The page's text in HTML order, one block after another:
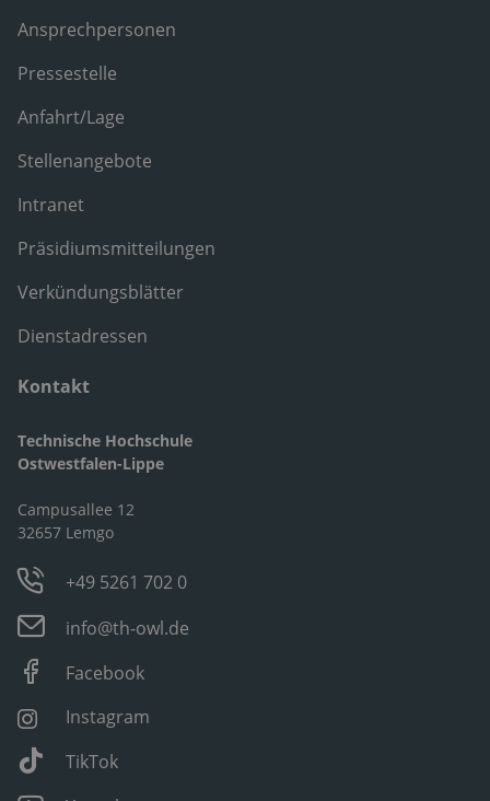
Ansprechpersonen
Pressestelle
Anfahrt/Lage
Stellenangebote
Intranet
Präsidiumsmitteilungen
Verkündungsblätter
Dienstadressen
Kontakt
Technische Hochschule
Ostwestfalen-Lippe
Campusallee 12
32657 Lemgo
+49 5261 702 0
info@th-owl.de
Facebook
Instagram
TikTok